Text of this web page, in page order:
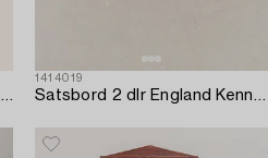
Spegel 1900-talets andra hälft.
1414019
Satsbord 2 dlr England Kennedy ltd 1900-talets mitt.